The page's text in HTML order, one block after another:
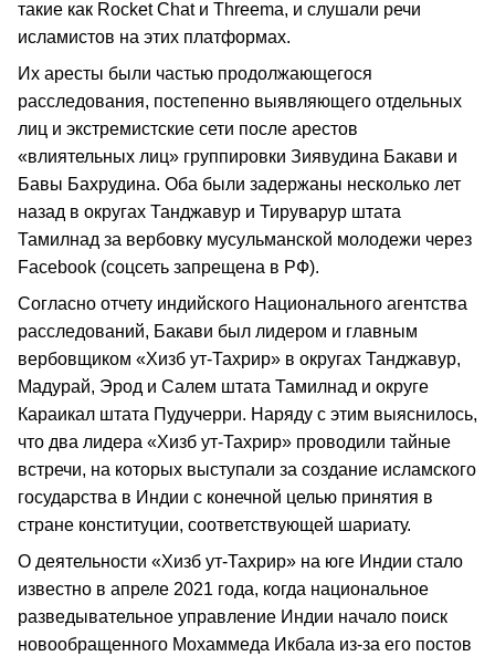
такие как Rocket Chat и Threema, и слушали речи
исламистов на этих платформах.
Их аресты были частью продолжающегося
расследования, постепенно выявляющего отдельных
лиц и экстремистские сети после арестов
«влиятельных лиц» группировки Зиявудина Бакави и
Бавы Бахрудина. Оба были задержаны несколько лет
назад в округах Танджавур и Тируварур штата
Тамилнад за вербовку мусульманской молодежи через
Facebook (соцсеть запрещена в РФ).
Согласно отчету индийского Национального агентства
расследований, Бакави был лидером и главным
вербовщиком «Хизб ут-Тахрир» в округах Танджавур,
Мадурай, Эрод и Салем штата Тамилнад и округе
Караикал штата Пудучерри. Наряду с этим выяснилось,
что два лидера «Хизб ут-Тахрир» проводили тайные
встречи, на которых выступали за создание исламского
государства в Индии с конечной целью принятия в
стране конституции, соответствующей шариату.
О деятельности «Хизб ут-Тахрир» на юге Индии стало
известно в апреле 2021 года, когда национальное
разведывательное управление Индии начало поиск
новообращенного Мохаммеда Икбала из-за его постов